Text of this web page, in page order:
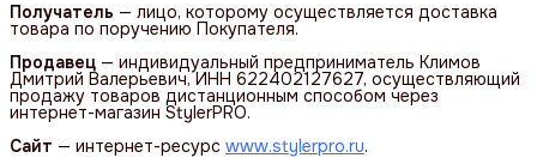
Получатель — лицо, которому осуществляется доставка
товара по поручению Покупателя.
Продавец — индивидуальный предприниматель Климов
Дмитрий Валерьевич, ИНН 622402127627, осуществляющий
продажу товаров дистанционным способом через
интернет-магазин StylerPRO.
Сайт — интернет-ресурс www.stylerpro.ru.